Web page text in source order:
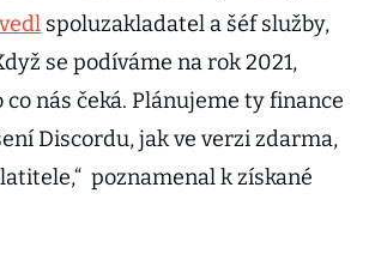
spoluzakladatel a šéf služby,
se podíváme na rok 2021,
nás čeká. Plánujeme ty finance
Discordu, jak ve verzi zdarma,
poznamenal k získané